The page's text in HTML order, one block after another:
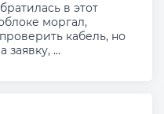
в этот
моргал,
кабель, но
...